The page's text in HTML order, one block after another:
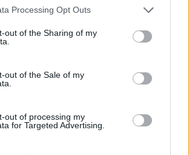
Processing Opt Outs
out of the Sharing of my
out of the Sale of my
out of processing my
for Targeted Advertising.
settimana
Questo mese